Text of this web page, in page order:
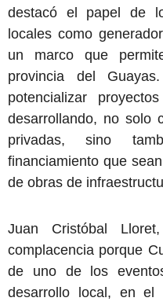
destacó el papel de
locales como
un marco que
provincia del
potencializar
desarrollando, no solo
privadas, sino
financiamiento que
de obras de
Juan Cristóbal
complacencia porque
de uno de los
desarrollo local, en